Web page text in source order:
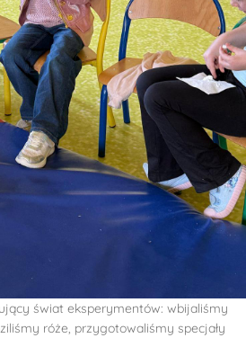
świat eksperymentów: wbijaliśmy
róże, przygotowaliśmy specjały